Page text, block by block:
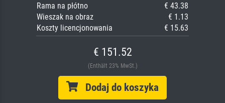
Rama na płótno
€ 43.38
Wieszak na obraz
€ 1.13
Koszty licencjonowania
€ 15.63
€ 151.52
(Enthält 23% MwSt.)
Dodaj do koszyka